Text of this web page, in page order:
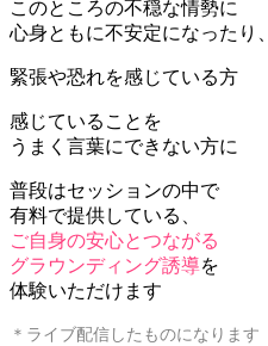
このところの不穏な情勢に
心身ともに不安定になったり、
緊張や恐れを感じている方
感じていることを
うまく言葉にできない方に
普段はセッションの中で
有料で提供している、
ご自身の安心とつながる
グラウンディング誘導を
体験いただけます
＊ライブ配信したものになります